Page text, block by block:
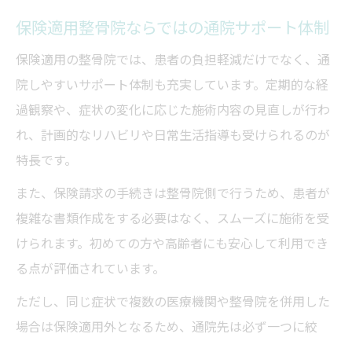
保険適用整骨院ならではの通院サポート体制
保険適用の整骨院では、患者の負担軽減だけでなく、通
院しやすいサポート体制も充実しています。定期的な経
過観察や、症状の変化に応じた施術内容の見直しが行わ
れ、計画的なリハビリや日常生活指導も受けられるのが
特長です。
また、保険請求の手続きは整骨院側で行うため、患者が
複雑な書類作成をする必要はなく、スムーズに施術を受
けられます。初めての方や高齢者にも安心して利用でき
る点が評価されています。
ただし、同じ症状で複数の医療機関や整骨院を併用した
場合は保険適用外となるため、通院先は必ず一つに絞